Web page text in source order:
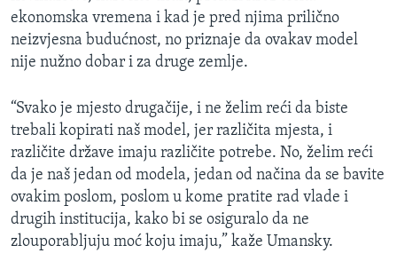
ekonomska vremena i kad je pred njima prilično
neizvjesna budućnost, no priznaje da ovakav model
nije nužno dobar i za druge zemlje.
“Svako je mjesto drugačije, i ne želim reći da biste
trebali kopirati naš model, jer različita mjesta, i
različite države imaju različite potrebe. No, želim reći
da je naš jedan od modela, jedan od načina da se bavite
ovakim poslom, poslom u kome pratite rad vlade i
drugih institucija, kako bi se osiguralo da ne
zlouporabljuju moć koju imaju,” kaže Umansky.